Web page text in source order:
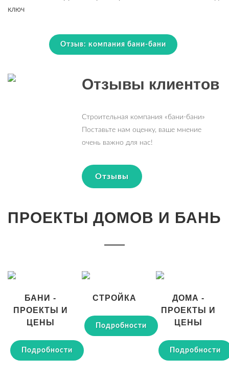
ключ
Отзыв: компания бани-бани
Отзывы клиентов
Строительная компания «бани-бани»
Поставьте нам оценку, ваше мнение
очень важно для нас!
Отзывы
ПРОЕКТЫ ДОМОВ И БАНЬ
БАНИ -
ПРОЕКТЫ И
ЦЕНЫ
Подробности
СТРОЙКА
Подробности
ДОМА -
ПРОЕКТЫ И
ЦЕНЫ
Подробности